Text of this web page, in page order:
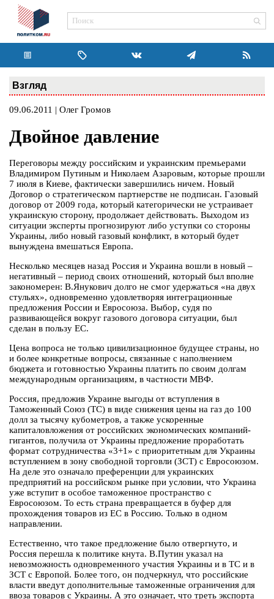
Взгляд
09.06.2011 | Олег Громов
Двойное давление
Переговоры между российским и украинским премьерами
Владимиром Путиным и Николаем Азаровым, которые прошли
7 июля в Киеве, фактически завершились ничем. Новый
Договор о стратегическом партнерстве не подписан. Газовый
договор от 2009 года, который категорически не устраивает
украинскую сторону, продолжает действовать. Выходом из
ситуации эксперты прогнозируют либо уступки со стороны
Украины, либо новый газовый конфликт, в который будет
вынуждена вмешаться Европа.
Несколько месяцев назад Россия и Украина вошли в новый –
негативный – период своих отношений, который был вполне
закономерен: В.Янукович долго не смог удержаться «на двух
стульях», одновременно удовлетворяя интеграционные
предложения России и Евросоюза. Выбор, судя по
развивающейся вокруг газового договора ситуации, был
сделан в пользу ЕС.
Цена вопроса не только цивилизационное будущее страны, но
и более конкретные вопросы, связанные с наполнением
бюджета и готовностью Украины платить по своим долгам
международным организациям, в частности МВФ.
Россия, предложив Украине выгоды от вступления в
Таможенный Союз (ТС) в виде снижения цены на газ до 100
долл за тысячу кубометров, а также ускоренные
капиталовложения от российских экономических компаний-
гигантов, получила от Украины предложение проработать
формат сотрудничества «3+1» с приоритетным для Украины
вступлением в зону свободной торговли (ЗСТ) с Евросоюзом.
На деле это означало преференции для украинских
предприятий на российском рынке при условии, что Украина
уже вступит в особое таможенное пространство с
Евросоюзом. То есть страна превращается в буфер для
прохождения товаров из ЕС в Россию. Только в одном
направлении.
Естественно, что такое предложение было отвергнуто, и
Россия перешла к политике кнута. В.Путин указал на
невозможность одновременного участия Украины и в ТС и в
ЗСТ с Европой. Более того, он подчеркнул, что российские
власти введут дополнительные таможенные ограничения для
ввоза товаров с Украины. А это означает, что треть экспорта